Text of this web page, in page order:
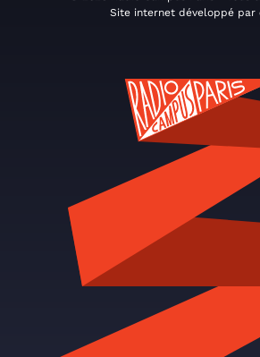
Site internet développé par